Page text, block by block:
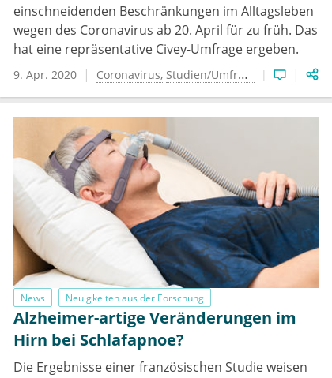
gerade ist, jeder Patient hat eine umfassende
Aufklärung verdient, die keinesfalls schonungslos sein
muss.
einschneidenden Beschränkungen im Alltagsleben
wegen des Coronavirus ab 20. April für zu früh. Das
hat eine repräsentative Civey-Umfrage ergeben.
9. Apr. 2020 Coronavirus Studien/Umfragen
News Neuigkeiten aus der Forschung
Alzheimer-artige Veränderungen im
Hirn bei Schlafapnoe?
Die Ergebnisse einer französischen Studie weisen